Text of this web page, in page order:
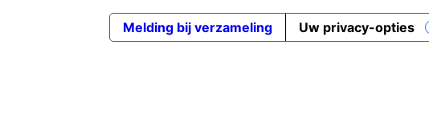
Melding bij verzameling Uw privacy-opties